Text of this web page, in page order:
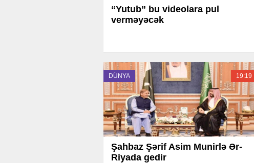
“Yutub” bu videolara pul
verməyəcək
DÜNYA 19:19
Şahbaz Şərif Asim Munirlə Ər-
Riyada gedir